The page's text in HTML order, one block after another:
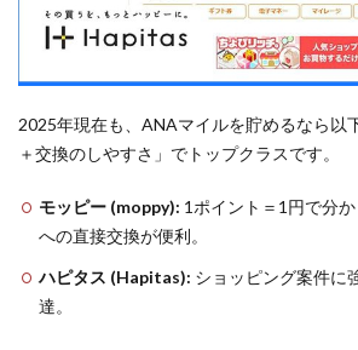
2025年現在も、ANAマイルを貯めるなら以
＋交換のしやすさ」でトップクラスです。
モッピー (moppy): 1ポイント＝1円で分
への直接交換が便利。
ハピタス (Hapitas): ショッピング案件に
達。